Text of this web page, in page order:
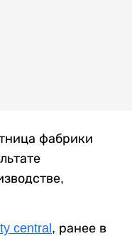
фабрики
central, ранее в